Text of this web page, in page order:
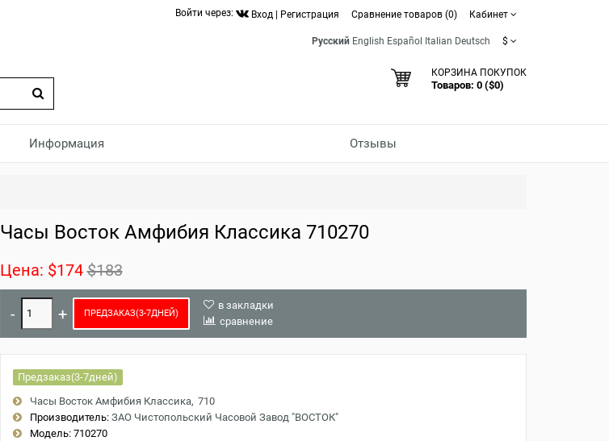
Войти через: Вход Регистрация Сравнение товаров (0) Кабинет
Русский English Español Italian Deutsch $
КОРЗИНА ПОКУПОК
Товаров: 0 ($0)
Информация Отзывы
Часы Восток Амфибия Классика 710270
Цена: $174 $183
ПРЕДЗАКАЗ(3-7ДНЕЙ)
в закладки
сравнение
Предзаказ(3-7дней)
Часы Восток Амфибия Классика 710
Производитель: ЗАО Чистопольский Часовой Завод "ВОСТОК"
Модель:710270